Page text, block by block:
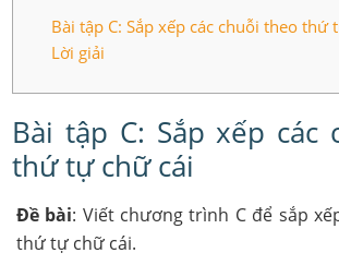
Bài tập C: Sắp xếp các chuỗi theo thứ
Lời giải
Bài tập C: Sắp xếp các
thứ tự chữ cái
Đề bài: Viết chương trình C để sắp
thứ tự chữ cái.